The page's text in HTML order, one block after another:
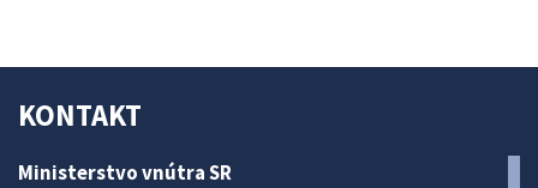
KONTAKT
Ministerstvo vnútra SR